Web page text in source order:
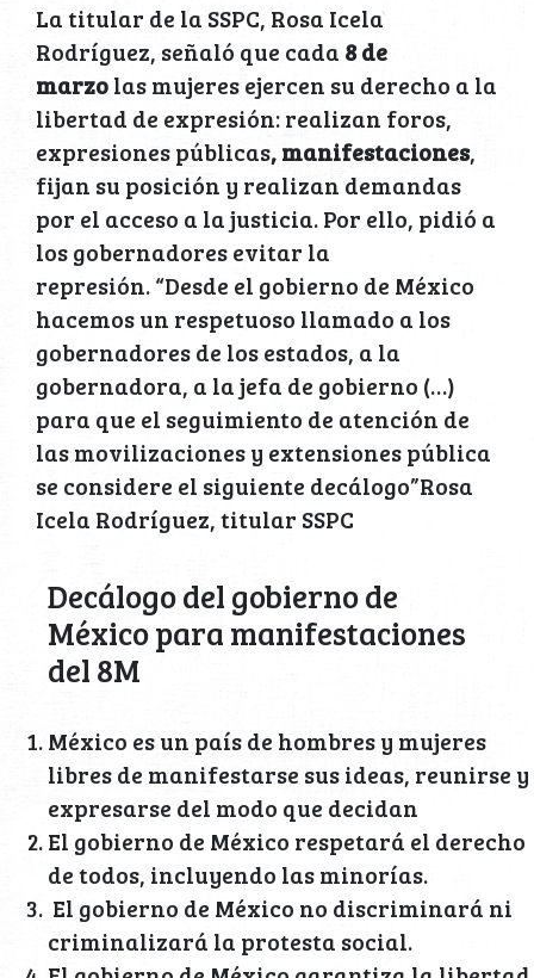
La titular de la SSPC, Rosa Icela
Rodríguez, señaló que cada 8 de
marzolas mujeres ejercen su derecho a la
libertad de expresión: realizan foros,
expresiones públicas, manifestaciones,
fijan su posición y realizan demandas
por el acceso a la justicia. Por ello, pidió a
los gobernadores evitar la
represión. “Desde el gobierno de México
hacemos un respetuoso llamado a los
gobernadores de los estados, a la
gobernadora, a la jefa de gobierno (…)
para que el seguimiento de atención de
las movilizaciones y extensiones pública
se considere el siguiente decálogo”Rosa
Icela Rodríguez, titular SSPC
Decálogo del gobierno de
México para manifestaciones
del 8M
México es un país de hombres y mujeres
libres de manifestarse sus ideas, reunirse y
expresarse del modo que decidan
El gobierno de México respetará el derecho
de todos, incluyendo las minorías.
El gobierno de México no discriminará ni
criminalizará la protesta social.